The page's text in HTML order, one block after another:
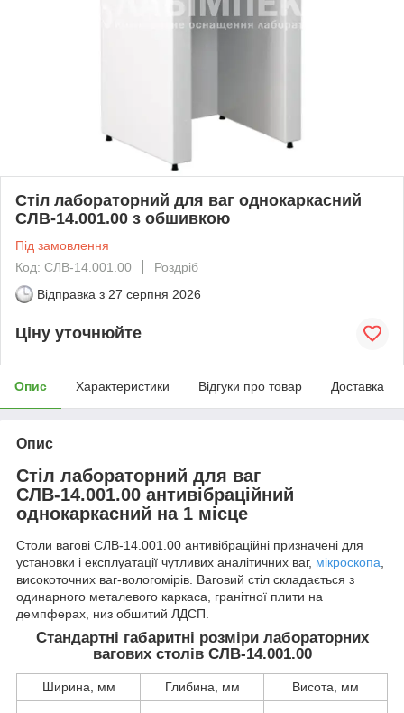
Стіл лабораторний для ваг однокаркасний
СЛВ-14.001.00 з обшивкою
Під замовлення
Код: СЛВ-14.001.00
Роздріб
Відправка з 27 серпня 2026
Ціну уточнюйте
Опис Характеристики Відгуки про товар Доставка
Опис
Стіл лабораторний для ваг
СЛВ-14.001.00 антивібраційний
однокаркасний на 1 місце
Столи вагові СЛВ-14.001.00 антивібраційні призначені для
установки і експлуатації чутливих аналітичних ваг, мікроскопа,
високоточних ваг-вологомірів. Ваговий стіл складається з
одинарного металевого каркаса, гранітної плити на
демпферах, низ обшитий ЛДСП.
Стандартні габаритні розміри лабораторних
вагових столів СЛВ-14.001.00
Ширина, мм Глибина, мм Висота, мм